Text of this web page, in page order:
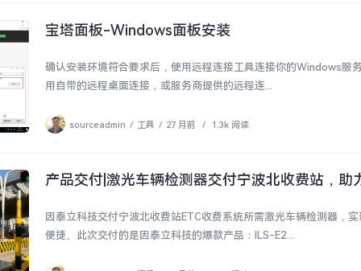
宝塔面板-Windows面板安装
确认安装环境符合要求后，使用远程连接工具连接你的Windows服
用自带的远程桌面连接，或服务商提供的远程连...
sourceadmin / 工具 / 27 月前 / 1.3k 阅读
资讯
产品交付|激光车辆检测器交付宁波北收费站，助
因泰立科技交付宁波北收费站ETC收费系统所需激光车辆检测器，
便捷。此次交付的是因泰立科技的爆款产品：ILS-E2...